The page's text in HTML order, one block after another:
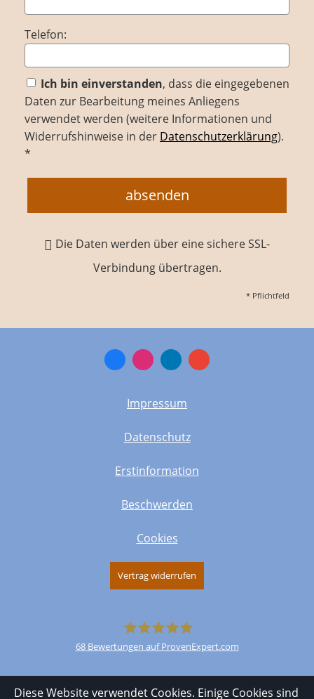
Telefon:
Ich bin einverstanden, dass die eingegebenen
Daten zur Bearbeitung meines Anliegens
verwendet werden (weitere Informationen und
Widerrufshinweise in der Datenschutzerklärung).
*
absenden
Die Daten werden über eine sichere SSL-
Verbindung übertragen.
* Pflichtfeld
Impressum
Datenschutz
Erstinformation
Beschwerden
Cookies
Vertrag widerrufen
68Bewertungen auf ProvenExpert.com
Diese Website verwendet Cookies. Einige Cookies sind